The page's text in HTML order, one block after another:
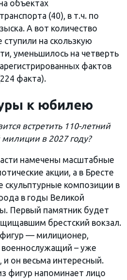
объектах
(40), в т.ч. по
А вот количество
на скользкую
уменьшилось на четверть
фактов
факта).
к юбилею
встретить 110-летний
в 2027 году?
намечены масштабные
акции, а в Бресте
скульптурные композиции в
в годы Великой
Первый памятник будет
брестский вокзал.
— милиционер,
– уже
и он весьма интересный.
фигур напоминает лицо